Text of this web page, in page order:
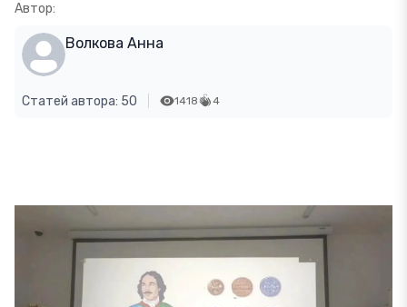
Автор:
Волкова Анна
Статей автора: 50 1418 4